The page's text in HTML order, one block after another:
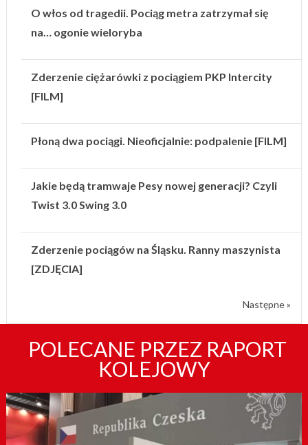
O włos od tragedii. Pociąg metra zatrzymał się
na… ogonie wieloryba
Zderzenie ciężarówki z pociągiem PKP Intercity
[FILM]
Płoną dwa pociągi. Nieoficjalnie: podpalenie [FILM]
Jakie będą tramwaje Pesy nowej generacji? Czyli
Twist 3.0 Swing 3.0
Zderzenie pociągów na Śląsku. Ranny maszynista
[ZDJĘCIA]
Następne »
POLECANE PRZEZ RAPORT
KOLEJOWY